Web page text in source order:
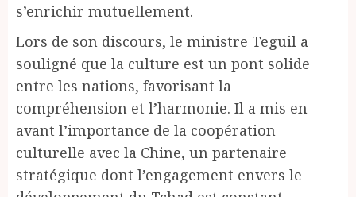
s’enrichir mutuellement.
Lors de son discours, le ministre Teguil a
souligné que la culture est un pont solide
entre les nations, favorisant la
compréhension et l’harmonie. Il a mis en
avant l’importance de la coopération
culturelle avec la Chine, un partenaire
stratégique dont l’engagement envers le